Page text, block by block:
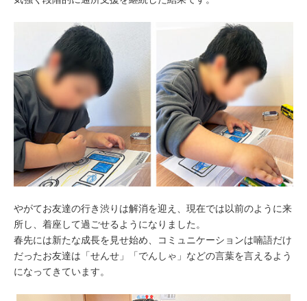
やがてお友達の行き渋りは解消を迎え、現在では以前のように来
所し、着座して過ごせるようになりました。
春先には新たな成長を見せ始め、コミュニケーションは喃語だけ
だったお友達は「せんせ」「でんしゃ」などの言葉を言えるよう
になってきています。